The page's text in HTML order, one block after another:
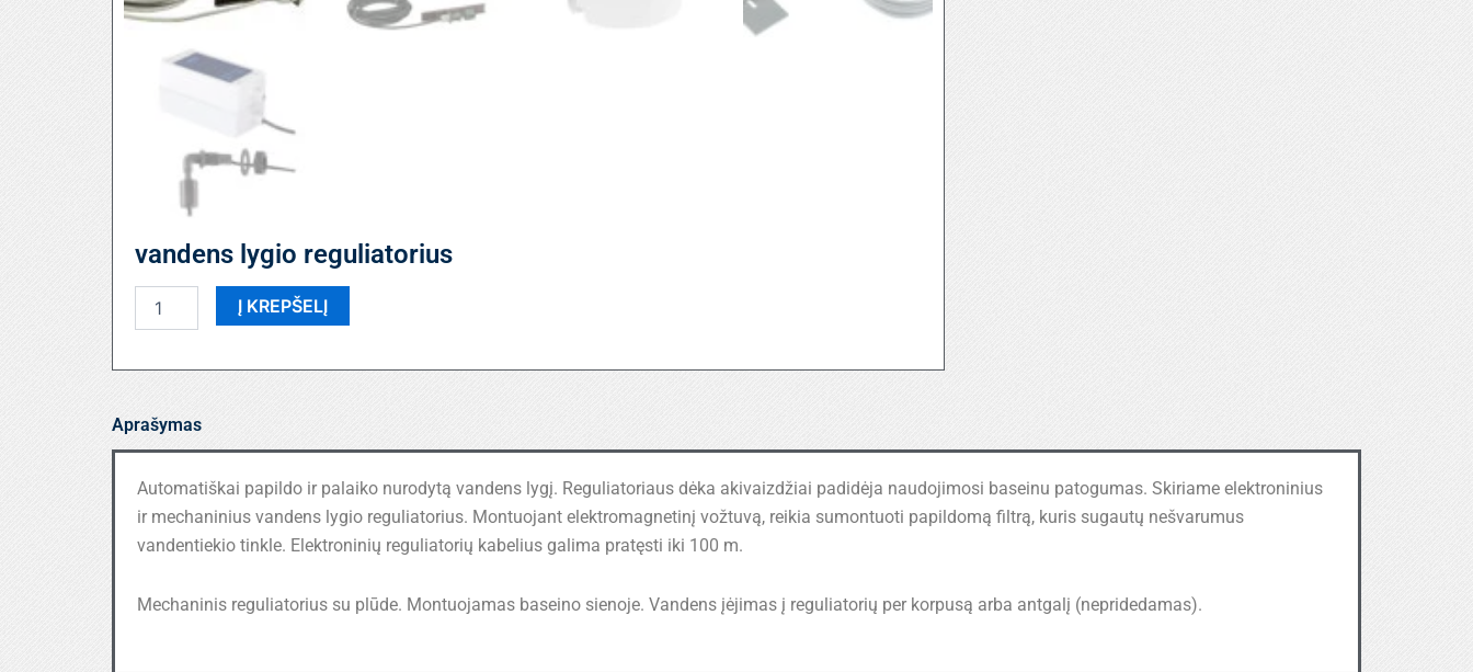
vandens lygio reguliatorius
kiekis:
Į KREPŠELĮ
Aprašymas
Automatiškai papildo ir palaiko nurodytą vandens lygį. Reguliatoriaus dėka akivaizdžiai padidėja naudojimosi baseinu patogumas. Skiriame elektroninius
ir mechaninius vandens lygio reguliatorius. Montuojant elektromagnetinį vožtuvą, reikia sumontuoti papildomą filtrą, kuris sugautų nešvarumus
vandentiekio tinkle. Elektroninių reguliatorių kabelius galima pratęsti iki 100 m.
Mechaninis reguliatorius su plūde. Montuojamas baseino sienoje. Vandens įėjimas į reguliatorių per korpusą arba antgalį (nepridedamas).